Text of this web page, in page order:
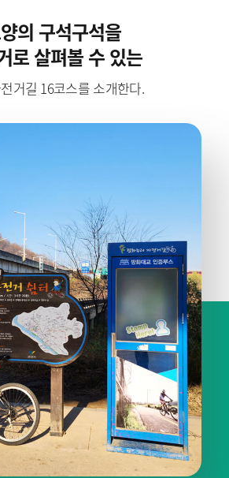
의 구석구석을
로 살펴볼 수 있는
거길 16코스를 소개한다.